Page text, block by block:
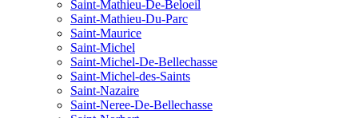
Saint-Mathieu-De-Beloeil
Saint-Mathieu-Du-Parc
Saint-Maurice
Saint-Michel
Saint-Michel-De-Bellechasse
Saint-Michel-des-Saints
Saint-Nazaire
Saint-Neree-De-Bellechasse